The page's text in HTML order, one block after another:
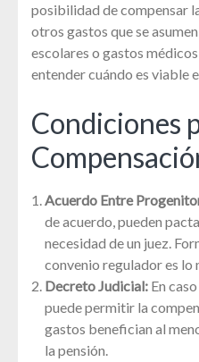
posibilidad de compensar
otros gastos que se
escolares o gastos
entender cuándo es viable
Condiciones
Acuerdo Entre
de acuerdo, pueden
necesidad de un juez.
convenio regulador es lo
Decreto Judicial: En
puede permitir la
gastos benefician al
la pensión.